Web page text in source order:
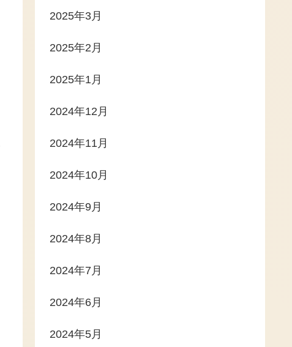
2025年3月
2025年2月
2025年1月
2024年12月
2024年11月
2024年10月
2024年9月
2024年8月
2024年7月
2024年6月
2024年5月